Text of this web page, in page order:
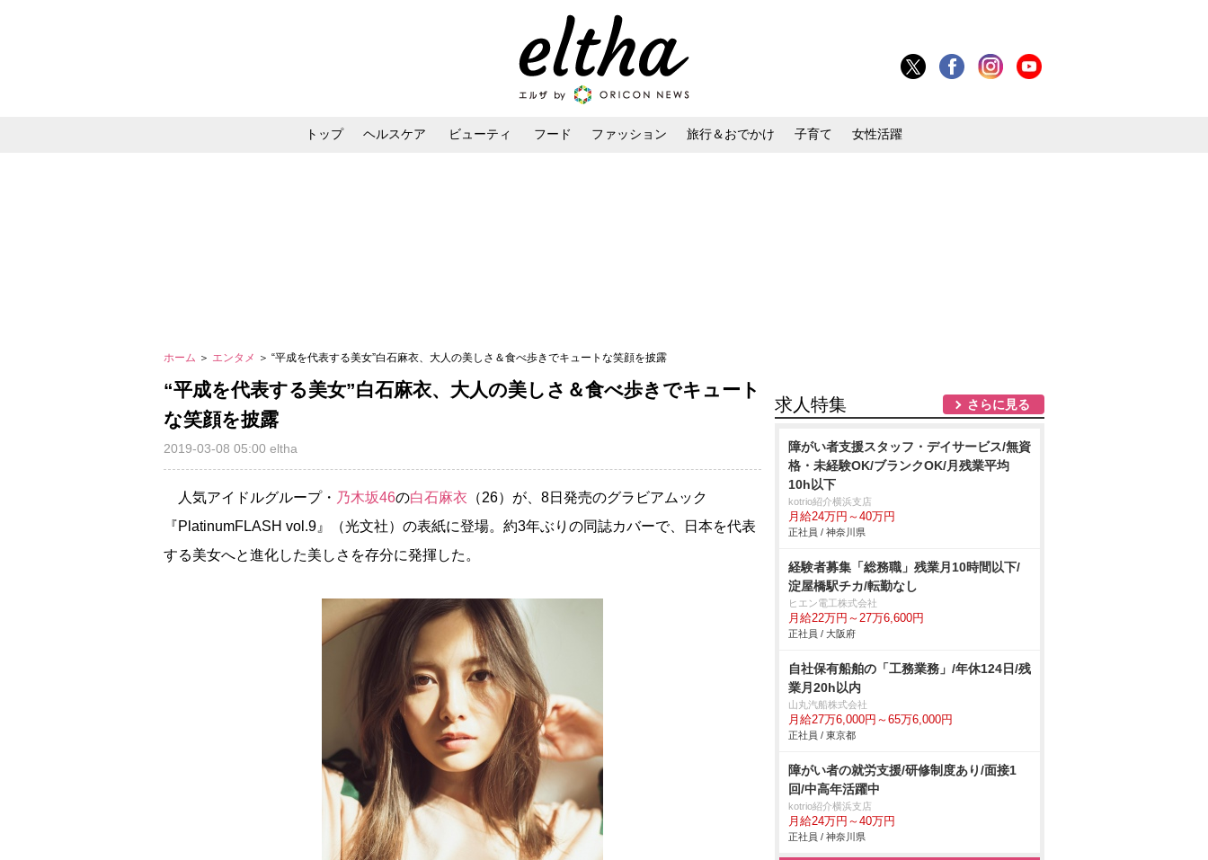
トップ ヘルスケア ビューティ フード ファッション 旅行＆おでかけ 子育て 女性活躍
ホーム ＞ エンタメ ＞ “平成を代表する美女”白石麻衣、大人の美しさ＆食べ歩きでキュートな笑顔を披露
“平成を代表する美女”白石麻衣、大人の美しさ＆食べ歩きでキュート
な笑顔を披露
2019-03-08 05:00 eltha
人気アイドルグループ・ 乃木坂46の白石麻衣 （26）が、8日発売のグラビアムック
『PlatinumFLASH vol.9』（光文社）の表紙に登場。約3年ぶりの同誌カバーで、日本を代表
する美女へと進化した美しさを存分に発揮した。
求人特集 さらに見る
障がい者支援スタッフ・デイサービス/無資
格・未経験OK/ブランクOK/月残業平均
10h以下
kotrio紹介横浜支店
月給24万円～40万円
正社員 / 神奈川県
経験者募集「総務職」残業月10時間以下/
淀屋橋駅チカ/転勤なし
ヒエン電工株式会社
月給22万円～27万6,600円
正社員 / 大阪府
自社保有船舶の「工務業務」/年休124日/残
業月20h以内
山丸汽船株式会社
月給27万6,000円～65万6,000円
正社員 / 東京都
障がい者の就労支援/研修制度あり/面接1
回/中高年活躍中
kotrio紹介横浜支店
月給24万円～40万円
正社員 / 神奈川県